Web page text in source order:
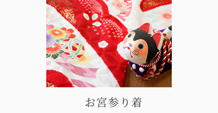
お宮参り着